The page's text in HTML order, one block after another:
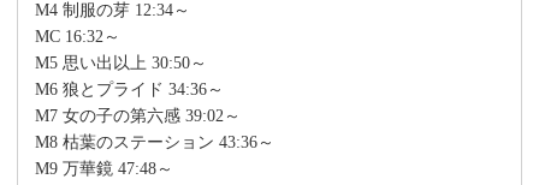
M4 制服の芽 12:34～
MC 16:32～
M5 思い出以上 30:50～
M6 狼とプライド 34:36～
M7 女の子の第六感 39:02～
M8 枯葉のステーション 43:36～
M9 万華鏡 47:48～